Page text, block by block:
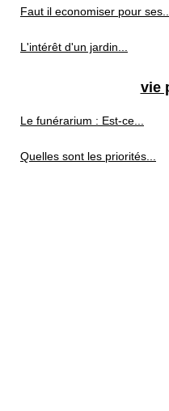
Faut il economiser pour ses...
L'intérêt d'un jardin...
vie
Le funérarium : Est-ce...
Quelles sont les priorités...